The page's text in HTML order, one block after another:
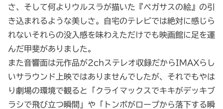
さ、そして何よりウルスラが描いた『ペガサスの絵』の引
き込まれるような美しさ。自宅のテレビでは絶対に感じら
れないそれらの没入感を味わえただけでも映画館に足を運
んだ甲斐がありました。
また音響面は元作品が2chステレオ収録だからIMAXらし
いサラウンド上映ではありませんでしたが、それでもやは
り劇場の環境で観ると「クライマックスでキキがデッキブ
ラシで飛び立つ瞬間」や「トンボがロープから落下する瞬